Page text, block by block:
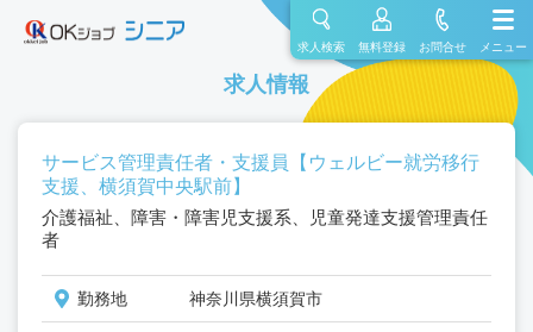
求人検索 無料登録 お問合せ メニュー
求人情報
サービス管理責任者・支援員【ウェルビー就労移行
支援、横須賀中央駅前】
介護福祉、障害・障害児支援系、児童発達支援管理責任
者
勤務地 神奈川県横須賀市